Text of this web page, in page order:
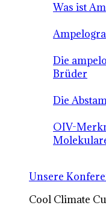
Was ist
Die
Brüder
Die
OIV-
Unsere
Cool Climate